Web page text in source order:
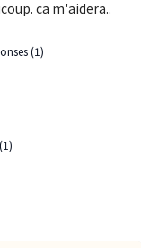
ca m'aidera..
(1)